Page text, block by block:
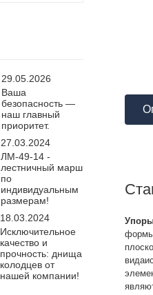
29.05.2026
Ваша
безопасность —
наш главный
приоритет.
27.03.2024
ЛМ-49-14 -
лестничный марш
по
индивидуальным
размерам!
18.03.2024
Исключительное
качество и
прочность: днища
колодцев от
нашей компании!
формы